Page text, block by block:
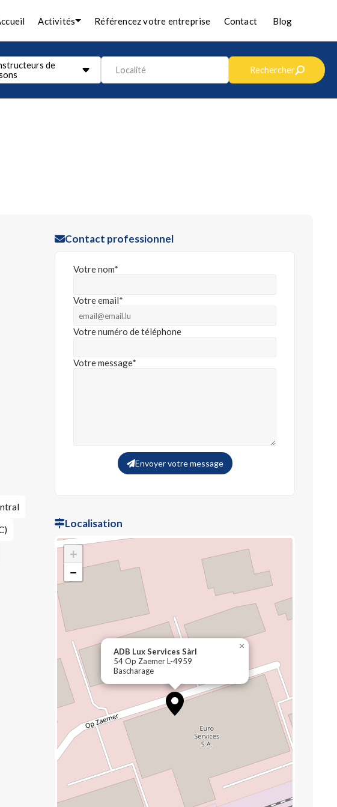
Activités Référencez votre entreprise Contact Blog
de
Localité Rechercher
Contact professionnel
Votre nom*
Votre email*
Votre numéro de téléphone
Votre message*
Envoyer votre message
Localisation
ADB Lux Services Sàrl
54 Op Zaemer L-4959
Bascharage
×
+
−